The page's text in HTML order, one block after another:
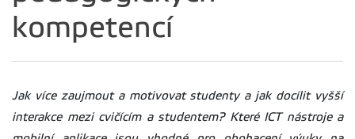
kompetencí
Jak více zaujmout a motivovat studenty a jak docílit vyšší
interakce mezi cvičícím a studentem? Které ICT nástroje a